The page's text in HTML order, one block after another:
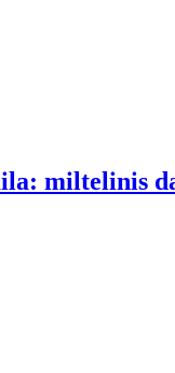
miltelinis